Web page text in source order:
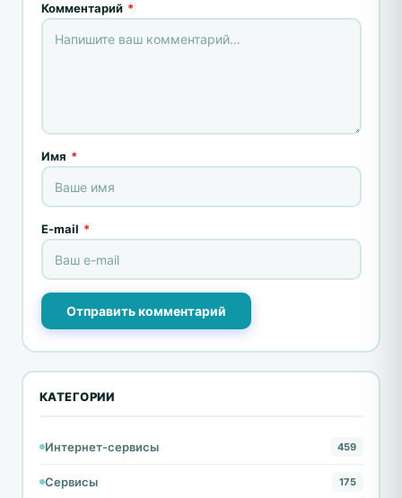
Комментарий *
Имя *
E-mail *
Отправить комментарий
КАТЕГОРИИ
Интернет-сервисы 459
Сервисы 175